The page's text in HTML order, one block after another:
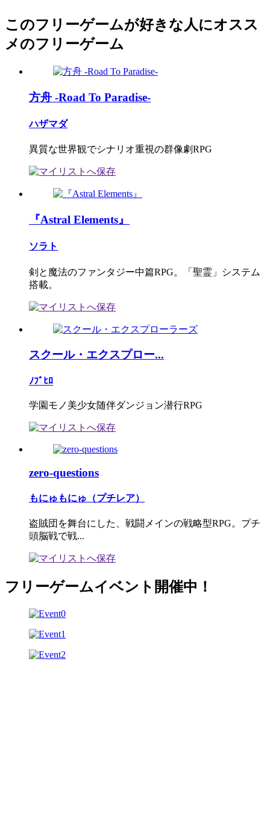
このフリーゲームが好きな人にオスス
メのフリーゲーム
方舟 -Road To Paradise-
ハザマダ
異質な世界観でシナリオ重視の群像劇RPG
『Astral Elements』
ソラト
剣と魔法のファンタジー中篇RPG。「聖霊」システム
搭載。
スクール・エクスプロー...
ﾉﾌﾞﾋﾛ
学園モノ美少女随伴ダンジョン潜行RPG
zero-questions
もにゅもにゅ（プチレア）
盗賊団を舞台にした、戦闘メインの戦略型RPG。プチ
頭脳戦で戦...
フリーゲームイベント開催中！